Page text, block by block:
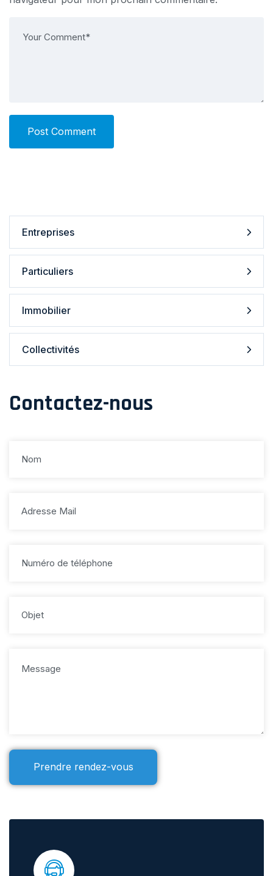
Post Comment
Entreprises
Particuliers
Immobilier
Collectivités
Contactez-nous
Prendre rendez-vous